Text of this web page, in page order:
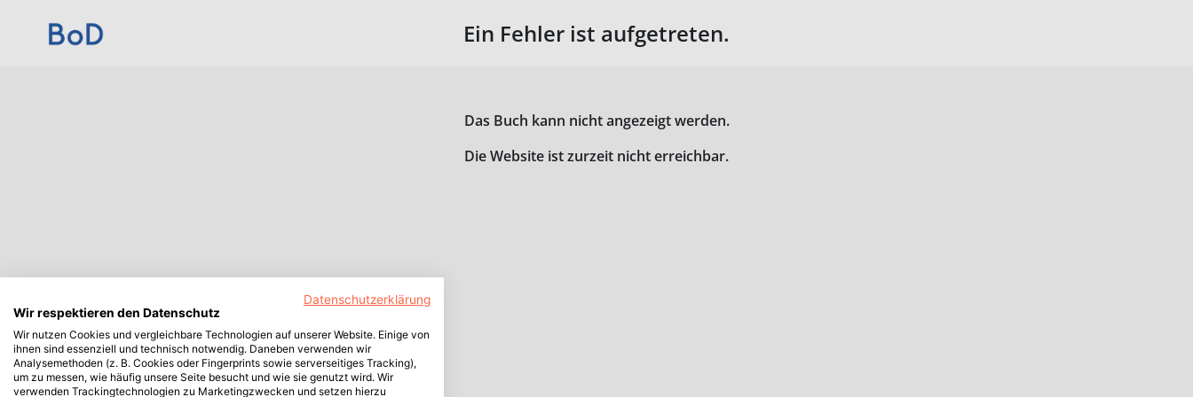
Ein Fehler ist aufgetreten.
Das Buch kann nicht angezeigt werden.
Die Website ist zurzeit nicht erreichbar.
Datenschutzerklärung
Wir respektieren den Datenschutz
Wir nutzen Cookies und vergleichbare Technologien auf unserer Website. Einige von
ihnen sind essenziell und technisch notwendig. Daneben verwenden wir
Analysemethoden (z. B. Cookies oder Fingerprints sowie serverseitiges Tracking),
um zu messen, wie häufig unsere Seite besucht und wie sie genutzt wird. Wir
verwenden Trackingtechnologien zu Marketingzwecken und setzen hierzu